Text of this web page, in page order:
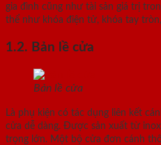
gia đình cũng như tài sản giá trị
thể như khóa điện tử, khóa tay
1.2. Bản lề cửa
Bản lề cửa
Là phụ kiện có tác dụng liên kết
cửa dễ dàng. Được sản xuất từ
trọng lớn. Một bộ cửa đơn cánh